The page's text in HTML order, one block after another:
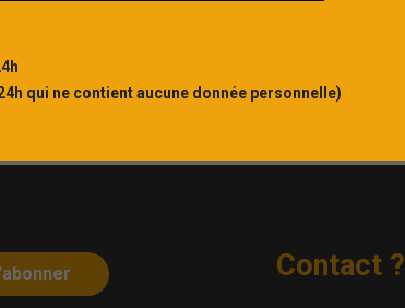
Contact ?
qui ne contient aucune donnée personnelle)